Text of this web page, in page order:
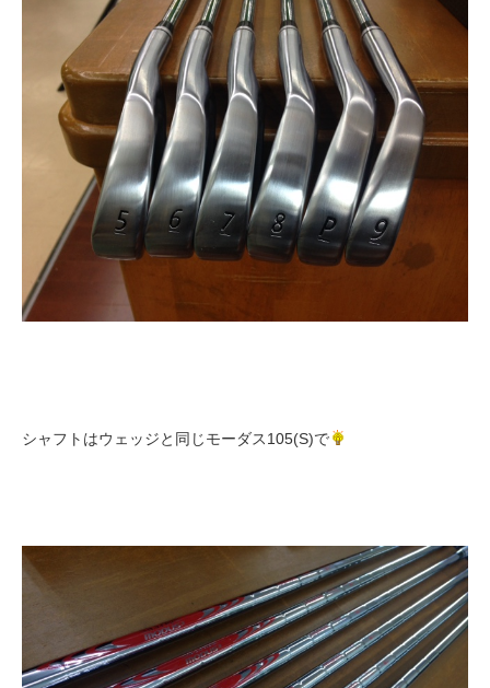
シャフトはウェッジと同じモーダス105(S)で